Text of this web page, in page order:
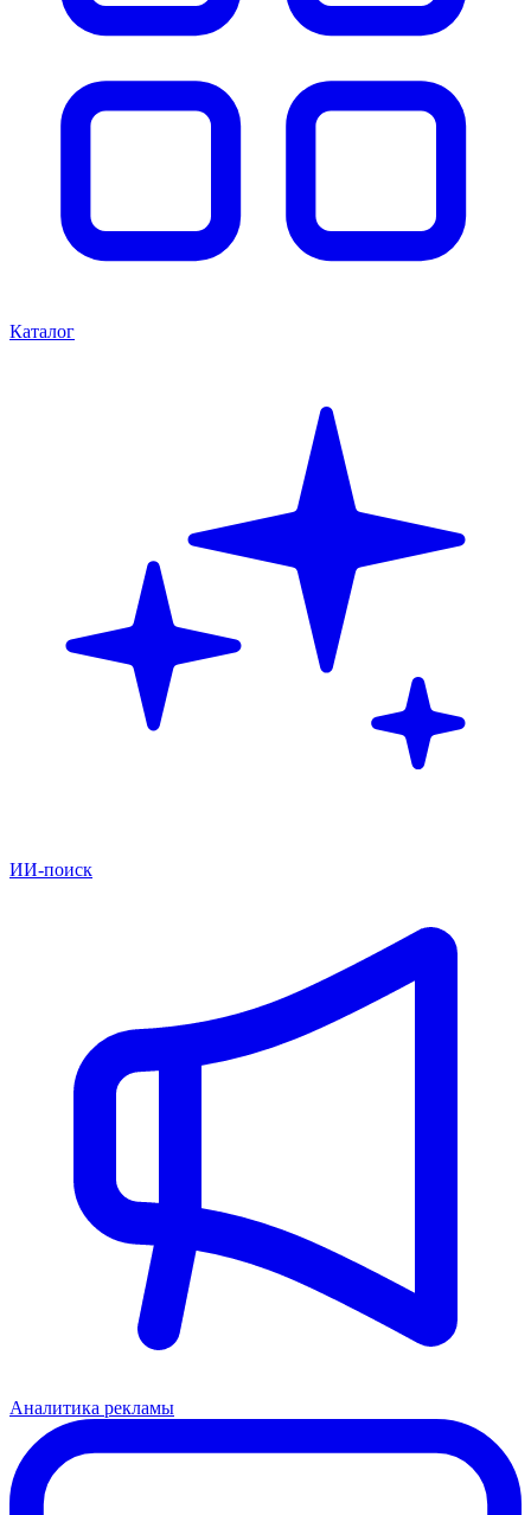
Каталог
ИИ-поиск
Аналитика рекламы